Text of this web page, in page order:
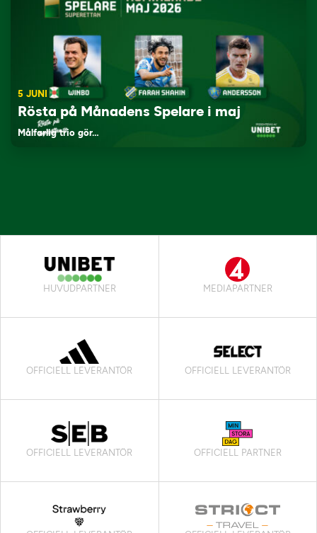
5 JUNI
Rösta på Månadens Spelare i maj
Målfarlig trio gör…
HUVUDPARTNER MEDIAPARTNER
OFFICIELL LEVERANTÖR OFFICIELL LEVERANTÖR
OFFICIELL LEVERANTÖR OFFICIELL PARTNER